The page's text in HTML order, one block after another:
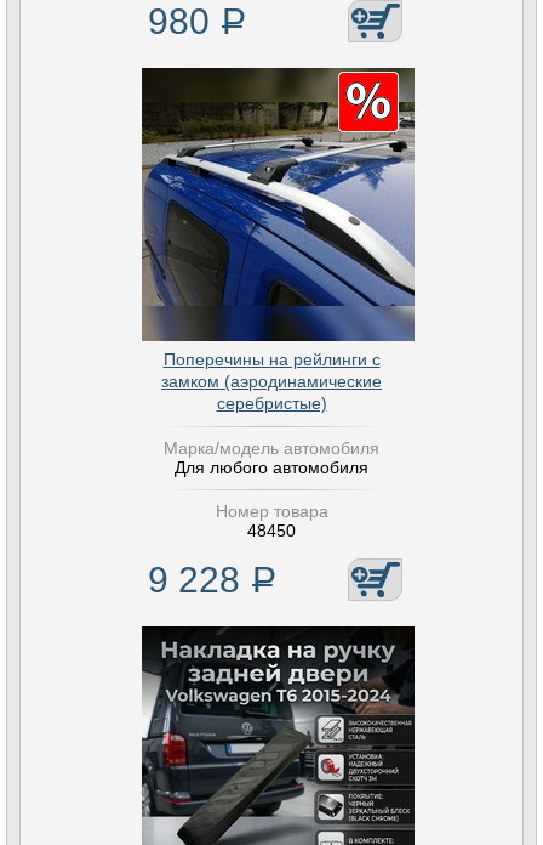
980 Р
Поперечины на рейлинги с
замком (аэродинамические
серебристые)
Марка/модель автомобиля
Для любого автомобиля
Номер товара
48450
9 228 Р